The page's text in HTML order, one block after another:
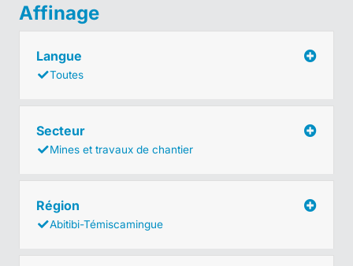
Affinage
Langue
Toutes
Secteur
Mines et travaux de chantier
Région
Abitibi-Témiscamingue